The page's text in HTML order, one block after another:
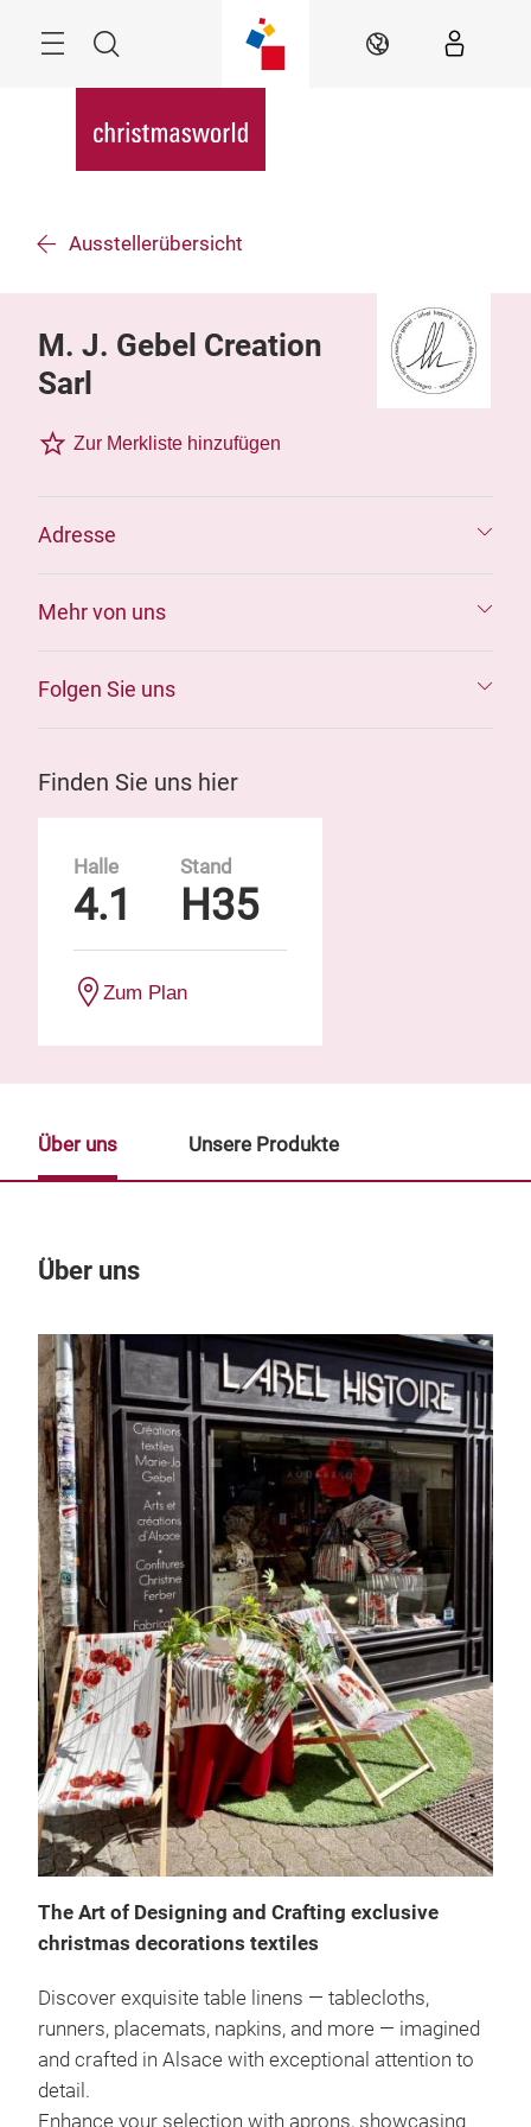
Suche DE
Ausstellerübersicht
M. J. Gebel Creation
Sarl
Zur Merkliste hinzufügen
Adresse
Mehr von uns
Folgen Sie uns
Finden Sie uns hier
Halle
4.1
Stand
H35
Zum Plan
Über uns
The Art of Designing and Crafting exclusive
christmas decorations textiles
Discover exquisite table linens — tablecloths,
runners, placemats, napkins, and more — imagined
and crafted in Alsace with exceptional attention to
detail.
Enhance your selection with aprons, showcasing
Über uns Unsere Produkte